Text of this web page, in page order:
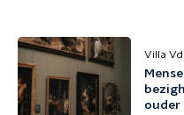
Villa
ouder